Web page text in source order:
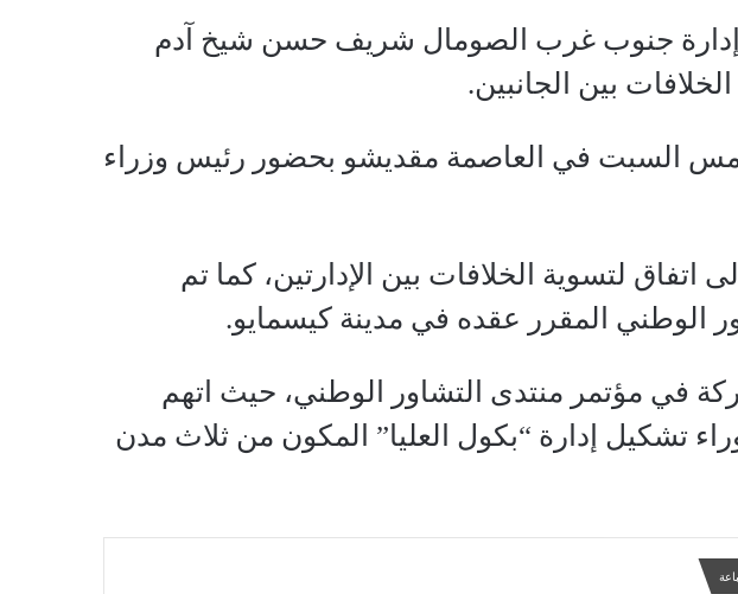
جنوب غرب الصومال شريف حسن شيخ آدم
بين الجانبين.
أمس السبت في العاصمة مقديشو بحضور رئيس وزراء
لتسوية الخلافات بين الإدارتين، كما تم
الوطني المقرر عقده في مدينة كيسمايو.
في مؤتمر منتدى التشاور الوطني، حيث اتهم
تشكيل إدارة “بكول العليا” المكون من ثلاث مدن